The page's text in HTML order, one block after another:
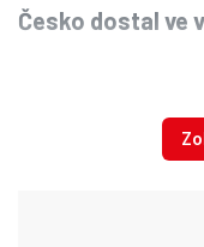
Česko dostal ve
Zabarvená obloha